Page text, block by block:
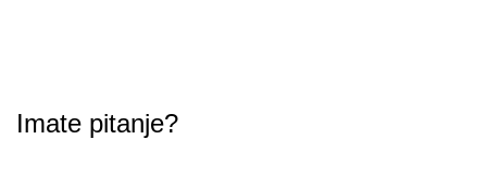
Imate pitanje?